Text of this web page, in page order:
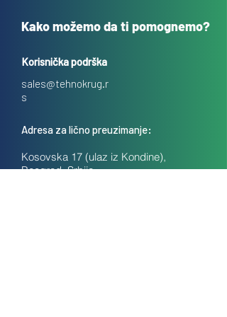
Kako možemo da ti pomognemo?
Korisnička podrška
sales@tehnokrug.r
s
Adresa za lično preuzimanje:
Kosovska 17 (ulaz iz Kondine),
Beograd, Srbija